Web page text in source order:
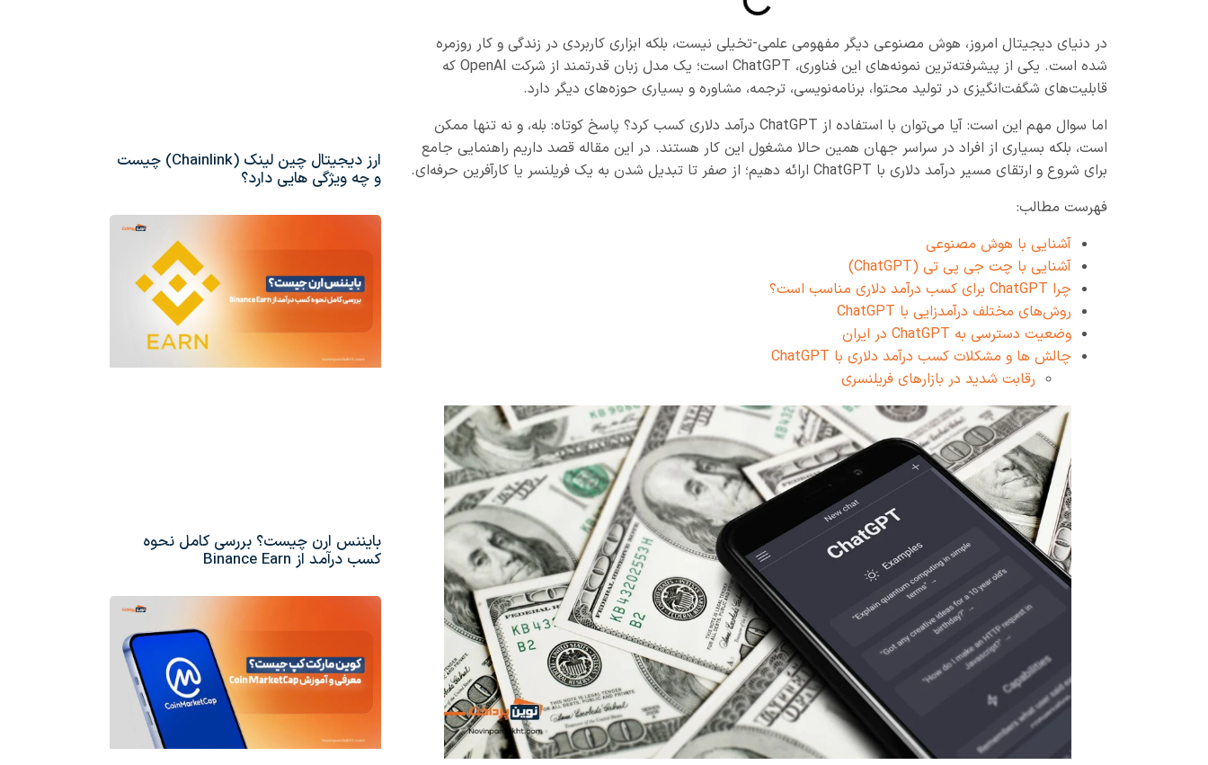
در دنیای دیجیتال امروز، هوش مصنوعی دیگر مفهومی علمی-تخیلی نیست، بلکه ابزاری کاربردی در زندگی و کار روزمره
شده است. یکی از پیشرفته‌ترین نمونه‌های این فناوری، ChatGPT است؛ یک مدل زبان قدرتمند از شرکت OpenAI که
قابلیت‌های شگفت‌انگیزی در تولید محتوا، برنامه‌نویسی، ترجمه، مشاوره و بسیاری حوزه‌های دیگر دارد.
اما سوال مهم این است: آیا می‌توان با استفاده از ChatGPT درآمد دلاری کسب کرد؟ پاسخ کوتاه: بله، و نه تنها ممکن
است، بلکه بسیاری از افراد در سراسر جهان همین حالا مشغول این کار هستند. در این مقاله قصد داریم راهنمایی جامع
برای شروع و ارتقای مسیر درآمد دلاری با ChatGPT ارائه دهیم؛ از صفر تا تبدیل شدن به یک فریلنسر یا کارآفرین حرفه‌ای.
فهرست مطالب:
آشنایی با هوش مصنوعی
آشنایی با چت جی پی تی (ChatGPT)
چرا ChatGPT برای کسب درآمد دلاری مناسب است؟
روش‌های مختلف درآمدزایی با ChatGPT
وضعیت دسترسی به ChatGPT در ایران
چالش ها و مشکلات کسب درآمد دلاری با ChatGPT
رقابت شدید در بازارهای فریلنسری
ارز دیجیتال چین لینک (Chainlink) چیست
و چه ویژگی هایی دارد؟
بایننس ارن چیست؟ بررسی کامل نحوه
کسب درآمد از Binance Earn